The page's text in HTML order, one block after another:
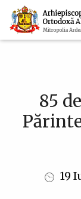
Mergi
la
conţinutul
Navigare
85
19